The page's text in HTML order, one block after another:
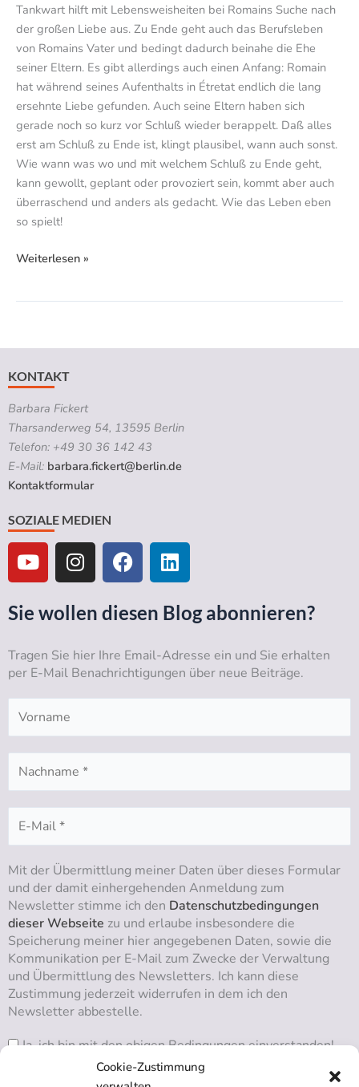
Cookie-Zustimmung
Tankwart hilft mit Lebensweisheiten bei Romains Suche nach
der großen Liebe aus. Zu Ende geht auch das Berufsleben
von Romains Vater und bedingt dadurch beinahe die Ehe
seiner Eltern. Es gibt allerdings auch einen Anfang: Romain
hat während seines Aufenthalts in Étretat endlich die lang
ersehnte Liebe gefunden. Auch seine Eltern haben sich
gerade noch so kurz vor Schluß wieder berappelt. Daß alles
erst am Schluß zu Ende ist, klingt plausibel, wann auch sonst.
Wie wann was wo und mit welchem Schluß zu Ende geht,
kann gewollt, geplant oder provoziert sein, kommt aber auch
überraschend und anders als gedacht. Wie das Leben eben
so spielt!
Weiterlesen »
KONTAKT
Barbara Fickert
Tharsanderweg 54, 13595 Berlin
Telefon: +49 30 36 142 43
E-Mail: barbara.fickert@berlin.de
Kontaktformular
SOZIALE MEDIEN
Y
o
u
t
u
e
I
n
s
t
a
r
a
m
F
a
c
e
b
o
o
k
L
i
n
k
e
d
i
n
Sie wollen diesen Blog abonnieren?
Tragen Sie hier Ihre Email-Adresse ein und Sie erhalten
per E-Mail Benachrichtigungen über neue Beiträge.
Mit der Übermittlung meiner Daten über dieses Formular
und der damit einhergehenden Anmeldung zum
Newsletter stimme ich den Datenschutzbedingungen
dieser Webseite zu und erlaube insbesondere die
Speicherung meiner hier angegebenen Daten, sowie die
Kommunikation per E-Mail zum Zwecke der Verwaltung
und Übermittlung des Newsletters. Ich kann diese
Zustimmung jederzeit widerrufen in dem ich den
Newsletter abbestelle.
Ja, ich bin mit den obigen Bedingungen einverstanden!